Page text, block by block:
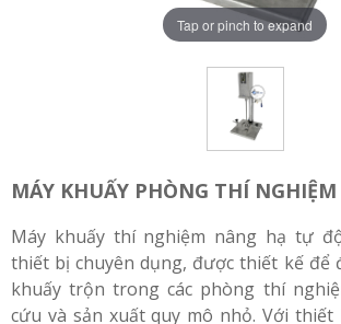
Tap or pinch to expand
MÁY KHUẤY PHÒNG THÍ
Máy khuấy thí nghiệm nâng hạ tự
thiết bị chuyên dụng, được thiết kế để
khuấy trộn trong các phòng thí
cứu và sản xuất quy mô nhỏ. Với thiết